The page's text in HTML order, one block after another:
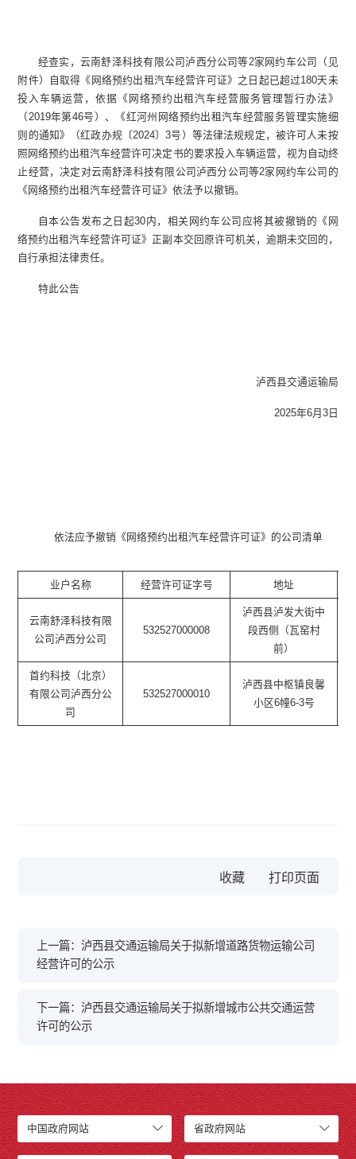
经查实，云南舒泽科技有限公司泸西分公司等2家网约车公司（见
附件）自取得《网络预约出租汽车经营许可证》之日起已超过180天未
投入车辆运营，依据《网络预约出租汽车经营服务管理暂行办法》
（2019年第46号）、《红河州网络预约出租汽车经营服务管理实施细
则的通知》（红政办规〔2024〕3号）等法律法规规定，被许可人未按
照网络预约出租汽车经营许可决定书的要求投入车辆运营，视为自动终
止经营，决定对云南舒泽科技有限公司泸西分公司等2家网约车公司的
《网络预约出租汽车经营许可证》依法予以撤销。
自本公告发布之日起30内，相关网约车公司应将其被撤销的《网
络预约出租汽车经营许可证》正副本交回原许可机关，逾期未交回的，
自行承担法律责任。
特此公告
泸西县交通运输局
2025年6月3日
依法应予撤销《网络预约出租汽车经营许可证》的公司清单
业户名称 经营许可证字号 地址
云南舒泽科技有限
公司泸西分公司
532527000008
泸西县泸发大街中
段西侧（瓦窑村
前）
首约科技（北京）
有限公司泸西分公
司
532527000010
泸西县中枢镇良馨
小区6幢6-3号
收藏
上一篇：泸西县交通运输局关于拟新增道路货物运输公司
经营许可的公示
下一篇：泸西县交通运输局关于拟新增城市公共交通运营
许可的公示
中国政府网站 省政府网站